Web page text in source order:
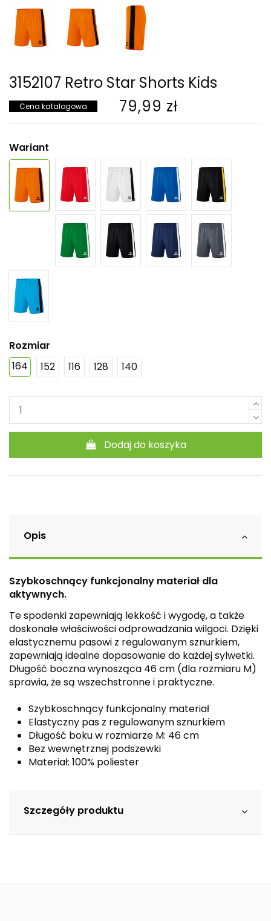
3152107 Retro Star Shorts Kids
Cena katalogowa 79,99 zł
Wariant
Rozmiar
164
152 116 128 140
Dodaj do koszyka
Opis
Szybkoschnący funkcjonalny materiał dla
aktywnych.
Te spodenki zapewniają lekkość i wygodę, a także
doskonałe właściwości odprowadzania wilgoci. Dzięki
elastycznemu pasowi z regulowanym sznurkiem,
zapewniają idealne dopasowanie do każdej sylwetki.
Długość boczna wynosząca 46 cm (dla rozmiaru M)
sprawia, że są wszechstronne i praktyczne.
Szybkoschnący funkcjonalny materiał
Elastyczny pas z regulowanym sznurkiem
Długość boku w rozmiarze M: 46 cm
Bez wewnętrznej podszewki
Materiał: 100% poliester
Szczegóły produktu